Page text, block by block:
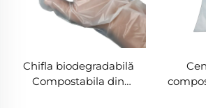
Chifla biodegradabilă
Compostabila din